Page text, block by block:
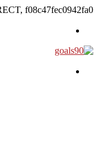
f08c47fec0942fa0